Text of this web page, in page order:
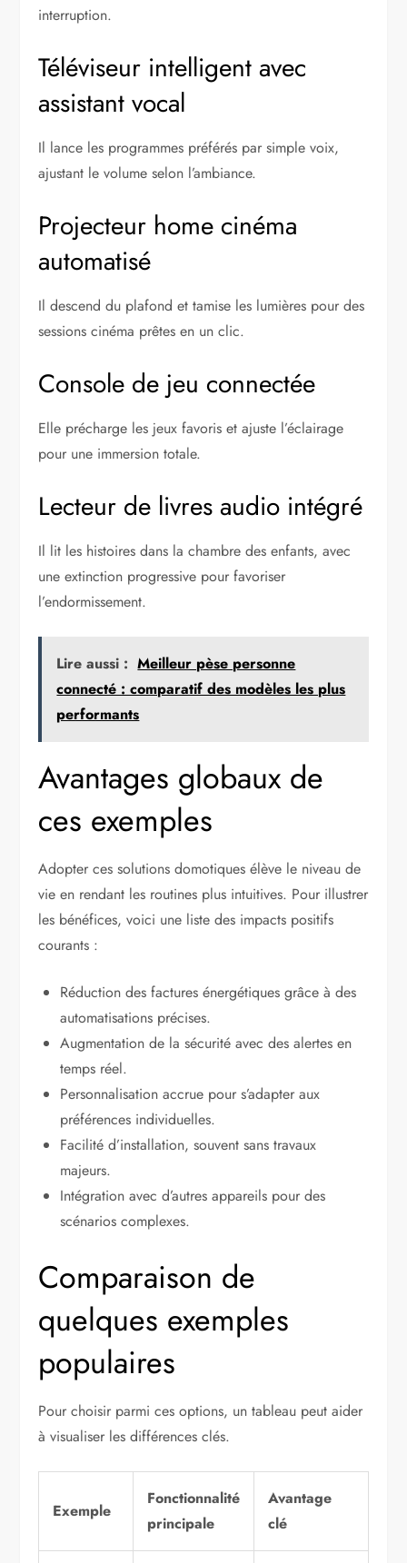
interruption.
Téléviseur intelligent avec
assistant vocal
Il lance les programmes préférés par simple voix,
ajustant le volume selon l’ambiance.
Projecteur home cinéma
automatisé
Il descend du plafond et tamise les lumières pour des
sessions cinéma prêtes en un clic.
Console de jeu connectée
Elle précharge les jeux favoris et ajuste l’éclairage
pour une immersion totale.
Lecteur de livres audio intégré
Il lit les histoires dans la chambre des enfants, avec
une extinction progressive pour favoriser
l’endormissement.
Lire aussi : Meilleur pèse personne
connecté : comparatif des modèles les plus
performants
Avantages globaux de
ces exemples
Adopter ces solutions domotiques élève le niveau de
vie en rendant les routines plus intuitives. Pour illustrer
les bénéfices, voici une liste des impacts positifs
courants :
Réduction des factures énergétiques grâce à des
automatisations précises.
Augmentation de la sécurité avec des alertes en
temps réel.
Personnalisation accrue pour s’adapter aux
préférences individuelles.
Facilité d’installation, souvent sans travaux
majeurs.
Intégration avec d’autres appareils pour des
scénarios complexes.
Comparaison de
quelques exemples
populaires
Pour choisir parmi ces options, un tableau peut aider
à visualiser les différences clés.
Exemple
Fonctionnalité
principale
Avantage
clé